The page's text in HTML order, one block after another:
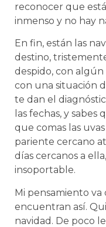
reconocer que
inmenso y no hay
En fin, están las
destino,
despido, con
con una situación
te dan el
las fechas, y
que comas las
pariente cercano
días cercanos a
insoportable.
Mi pensamiento
encuentran así.
navidad. De poco